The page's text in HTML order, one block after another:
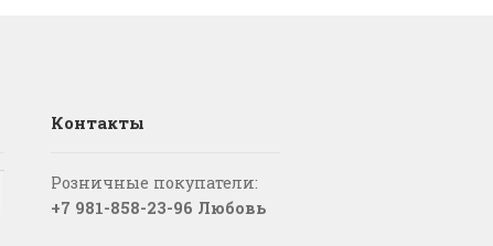
Контакты
Розничные покупатели:
+7 981-858-23-96 Любовь